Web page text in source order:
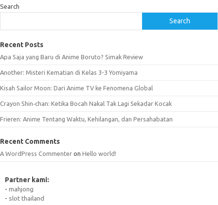
Search
Search
Recent Posts
Apa Saja yang Baru di Anime Boruto? Simak Review
Another: Misteri Kematian di Kelas 3-3 Yomiyama
Kisah Sailor Moon: Dari Anime TV ke Fenomena Global
Crayon Shin‑chan: Ketika Bocah Nakal Tak Lagi Sekadar Kocak
Frieren: Anime Tentang Waktu, Kehilangan, dan Persahabatan
Recent Comments
A WordPress Commenter on Hello world!
Partner kami:
- mahjong
- slot thailand